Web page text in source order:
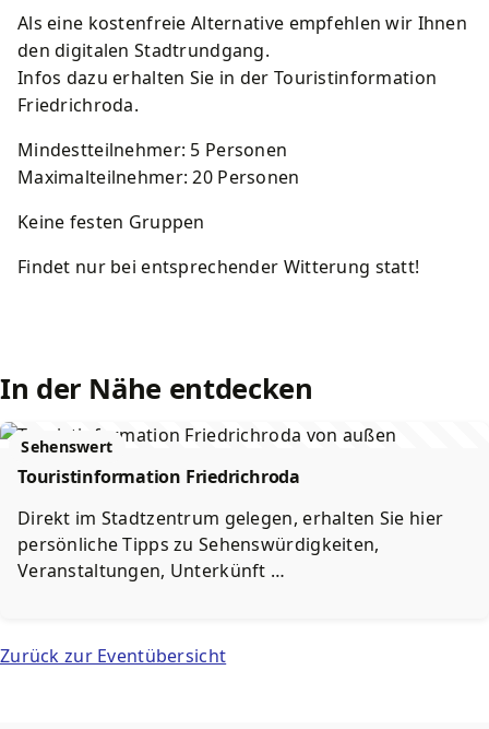
Als eine kostenfreie Alternative empfehlen wir Ihnen
den digitalen Stadtrundgang.
Infos dazu erhalten Sie in der Touristinformation
Friedrichroda.
Mindestteilnehmer: 5 Personen
Maximalteilnehmer: 20 Personen
Keine festen Gruppen
Findet nur bei entsprechender Witterung statt!
In der Nähe entdecken
Sehenswert
Touristinformation Friedrichroda
Direkt im Stadtzentrum gelegen, erhalten Sie hier
persönliche Tipps zu Sehenswürdigkeiten,
Veranstaltungen, Unterkünft …
Zurück zur Eventübersicht